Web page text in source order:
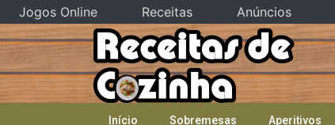
Skip
to
content
Início Sobremesas Aperitivos
Jogos Online Receitas Anúncios